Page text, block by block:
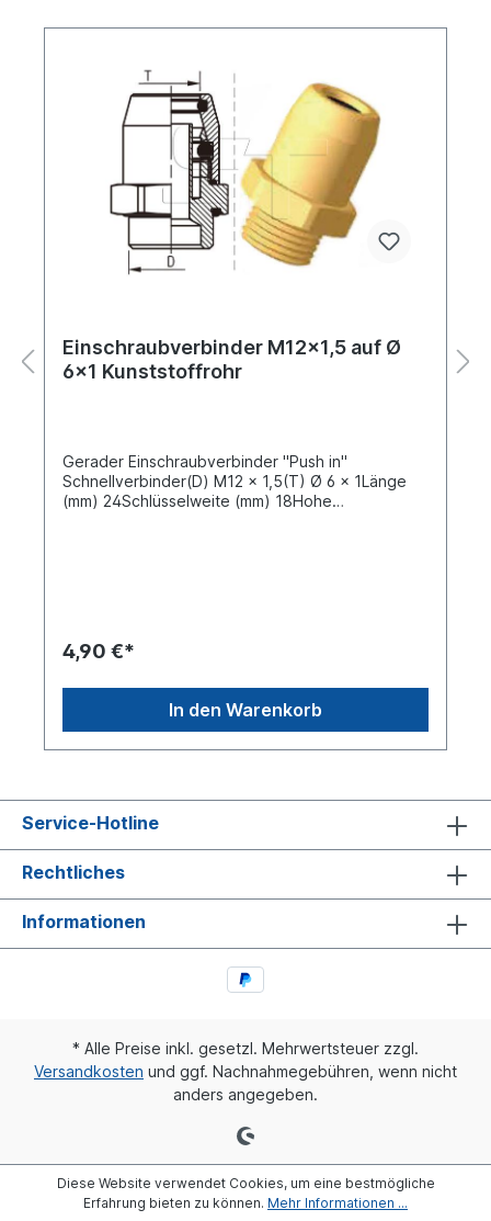
Einschraubverbinder M12x1,5 auf Ø
6x1 Kunststoffrohr
Gerader Einschraubverbinder "Push in"
Schnellverbinder(D) M12 x 1,5(T) Ø 6 x 1Länge
(mm) 24Schlüsselweite (mm) 18Hohe
Anschlussstutzen der Steckverbindersysteme
Anzugsdrehmomente sind folgender Tabelle zu
entnehmen. Gewinde Anzugsdrehmoment:M
22x1.5 40 ±2 NmDie Abdichtung gegenüber
dem Rohr erfolgt mit einer Spezialdichtung, die
eine Beschädigung der Dichtzone auf dem
Kunststoffrohr durch das Klemmelement
ausgeschlossen. Die Dichtung wirkt sowohl
gegen Austreten der Luft, als auch gegen das
4,90 €*
In den Warenkorb
Service-Hotline
Rechtliches
Informationen
* Alle Preise inkl. gesetzl. Mehrwertsteuer zzgl.
Versandkosten und ggf. Nachnahmegebühren, wenn nicht
anders angegeben.
Diese Website verwendet Cookies, um eine bestmögliche
Erfahrung bieten zu können. Mehr Informationen ...